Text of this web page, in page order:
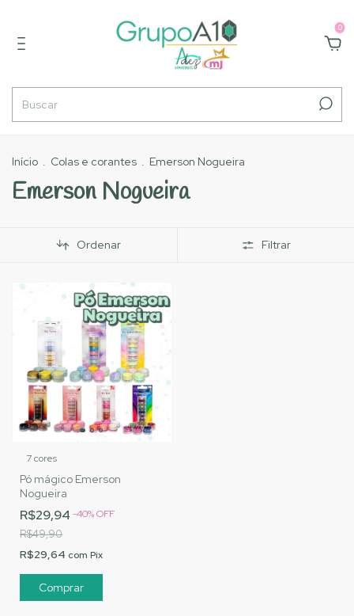
0
Início . Colas e corantes . Emerson Nogueira
Emerson Nogueira
Ordenar Filtrar
7 cores
Pó mágico Emerson
Nogueira
R$29,94 -40%OFF
R$49,90
R$29,64 com Pix
Comprar